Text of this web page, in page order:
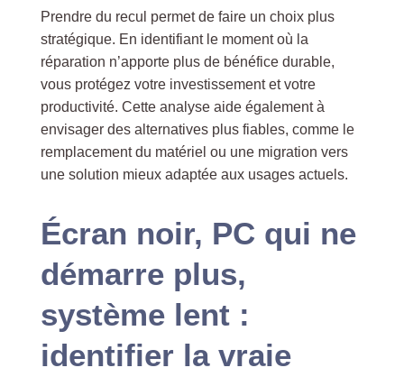
Prendre du recul permet de faire un choix plus
stratégique. En identifiant le moment où la
réparation n’apporte plus de bénéfice durable,
vous protégez votre investissement et votre
productivité. Cette analyse aide également à
envisager des alternatives plus fiables, comme le
remplacement du matériel ou une migration vers
une solution mieux adaptée aux usages actuels.
Écran noir, PC qui ne
démarre plus,
système lent :
identifier la vraie